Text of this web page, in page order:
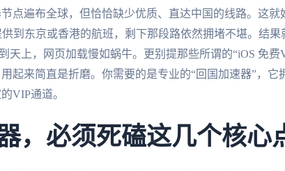
点遍布全球，但恰恰缺少优质、直达中国的线路。这就
到东京或香港的航班，剩下那段路依然拥堵不堪。结果
天上，网页加载慢如蜗牛。更别提那些所谓的“iOS 免费
起来简直是折磨。你需要的是专业的“回国加速器”，它
VIP通道。
，必须死磕这几个核心